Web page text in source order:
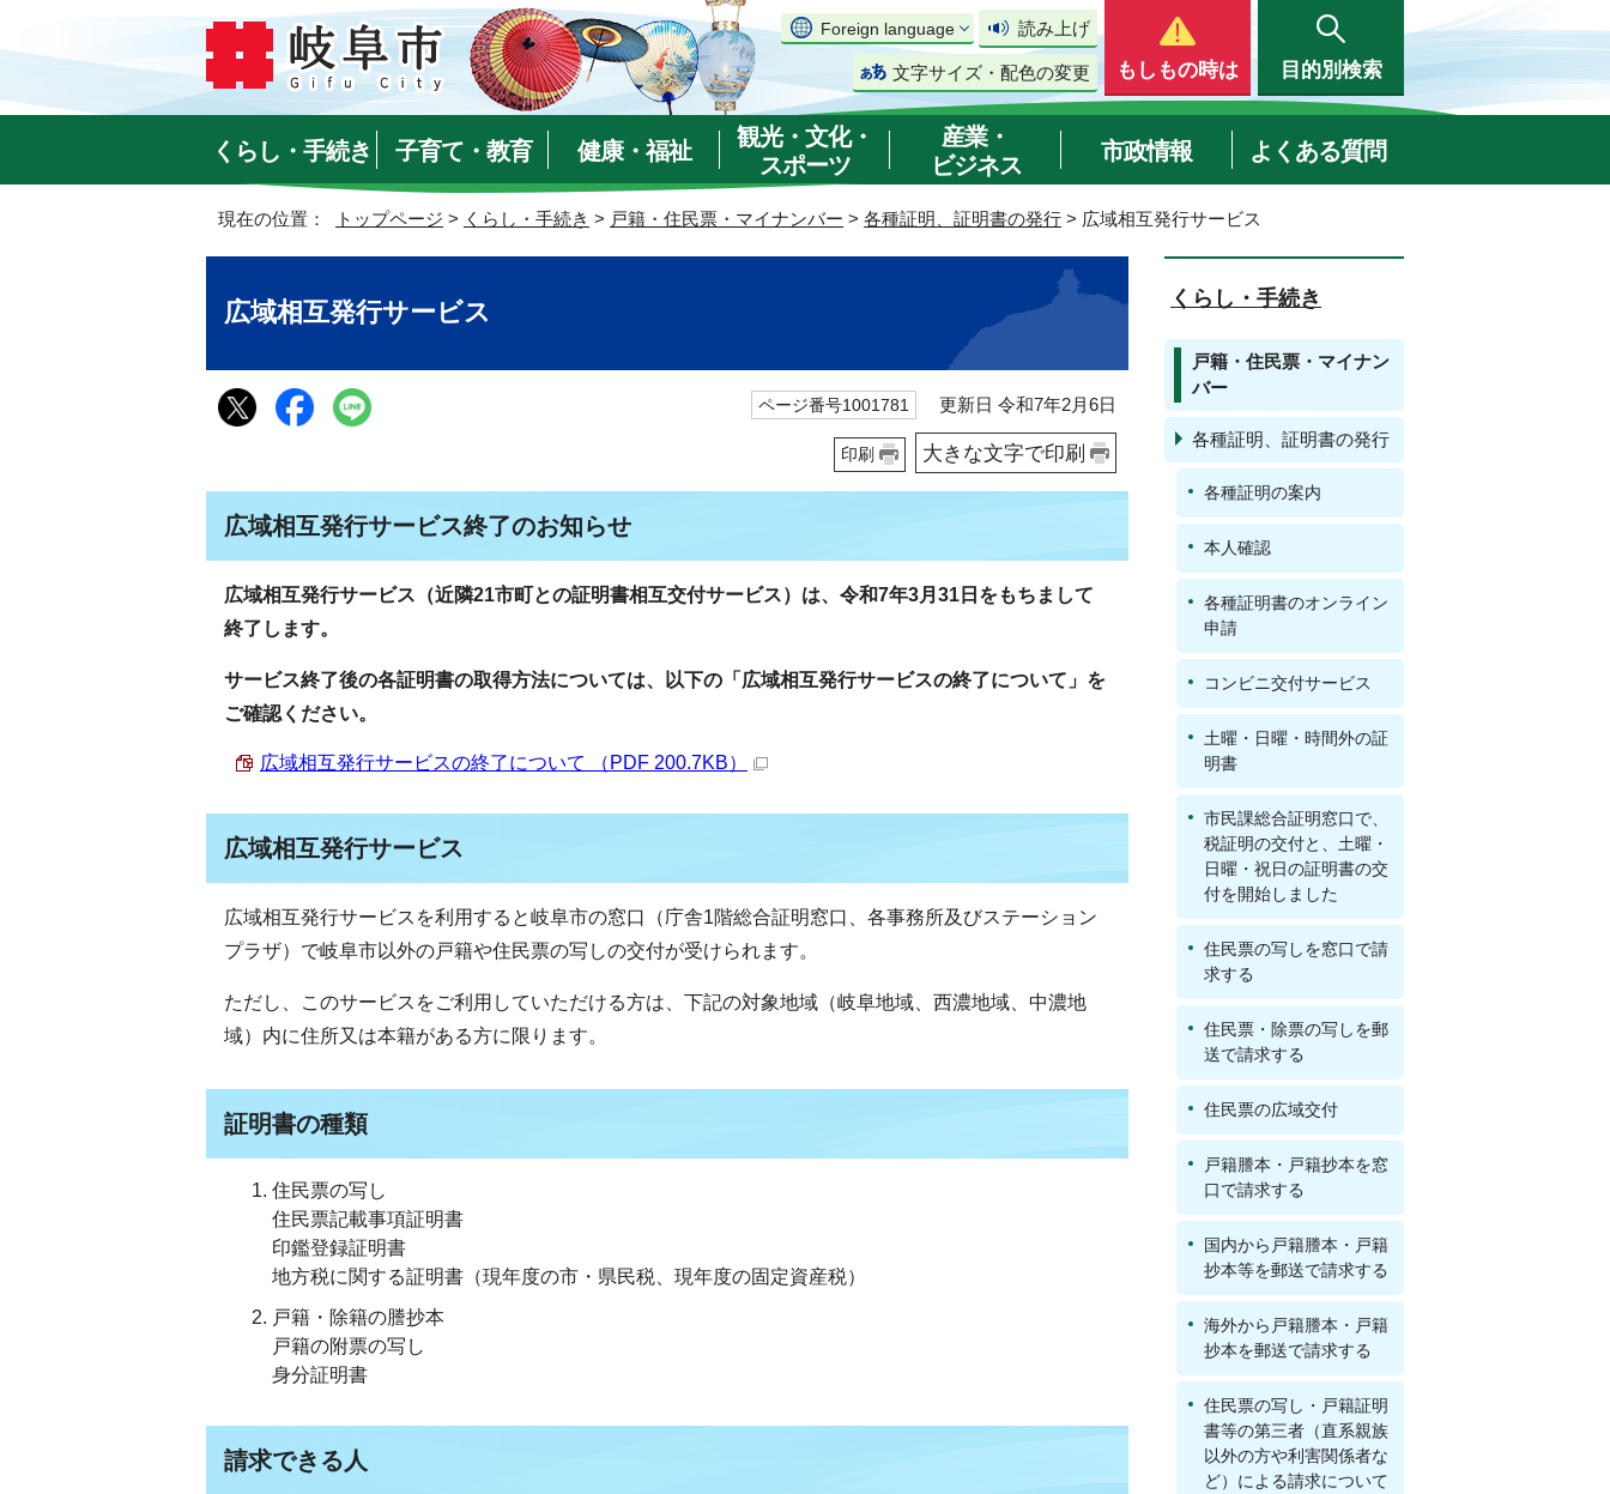
Foreign language 読み上げ
文字サイズ・配色の変更 もしもの時は 目的別検索
くらし・手続き 子育て・教育 健康・福祉
観光・文化・
スポーツ
産業・
ビジネス
市政情報 よくある質問
現在の位置： トップページ > くらし・手続き > 戸籍・住民票・マイナンバー > 各種証明、証明書の発行 > 広域相互発行サービス
広域相互発行サービス
ページ番号1001781 更新日 令和7年2月6日
印刷 大きな文字で印刷
広域相互発行サービス終了のお知らせ
広域相互発行サービス（近隣21市町との証明書相互交付サービス）は、令和7年3月31日をもちまして
終了します。
サービス終了後の各証明書の取得方法については、以下の「広域相互発行サービスの終了について」を
ご確認ください。
広域相互発行サービスの終了について （PDF 200.7KB）
広域相互発行サービス
広域相互発行サービスを利用すると岐阜市の窓口（庁舎1階総合証明窓口、各事務所及びステーション
プラザ）で岐阜市以外の戸籍や住民票の写しの交付が受けられます。
ただし、このサービスをご利用していただける方は、下記の対象地域（岐阜地域、西濃地域、中濃地
域）内に住所又は本籍がある方に限ります。
証明書の種類
住民票の写し
住民票記載事項証明書
印鑑登録証明書
地方税に関する証明書（現年度の市・県民税、現年度の固定資産税）
戸籍・除籍の謄抄本
戸籍の附票の写し
身分証明書
請求できる人
くらし・手続き
戸籍・住民票・マイナン
バー
各種証明、証明書の発行
各種証明の案内
本人確認
各種証明書のオンライン
申請
コンビニ交付サービス
土曜・日曜・時間外の証
明書
市民課総合証明窓口で、
税証明の交付と、土曜・
日曜・祝日の証明書の交
付を開始しました
住民票の写しを窓口で請
求する
住民票・除票の写しを郵
送で請求する
住民票の広域交付
戸籍謄本・戸籍抄本を窓
口で請求する
国内から戸籍謄本・戸籍
抄本等を郵送で請求する
海外から戸籍謄本・戸籍
抄本を郵送で請求する
住民票の写し・戸籍証明
書等の第三者（直系親族
以外の方や利害関係者な
ど）による請求について